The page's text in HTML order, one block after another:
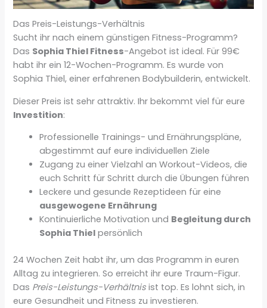
Das Preis-Leistungs-Verhältnis
Sucht ihr nach einem günstigen Fitness-Programm?
Das Sophia Thiel Fitness-Angebot ist ideal. Für 99€
habt ihr ein 12-Wochen-Programm. Es wurde von
Sophia Thiel, einer erfahrenen Bodybuilderin, entwickelt.
Dieser Preis ist sehr attraktiv. Ihr bekommt viel für eure
Investition:
Professionelle Trainings- und Ernährungspläne,
abgestimmt auf eure individuellen Ziele
Zugang zu einer Vielzahl an Workout-Videos, die
euch Schritt für Schritt durch die Übungen führen
Leckere und gesunde Rezeptideen für eine
ausgewogene Ernährung
Kontinuierliche Motivation und Begleitung durch
Sophia Thiel persönlich
24 Wochen Zeit habt ihr, um das Programm in euren
Alltag zu integrieren. So erreicht ihr eure Traum-Figur.
Das Preis-Leistungs-Verhältnis ist top. Es lohnt sich, in
eure Gesundheit und Fitness zu investieren.